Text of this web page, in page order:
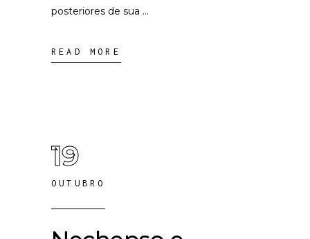
posteriores de sua
READ MORE
19
OUTUBRO